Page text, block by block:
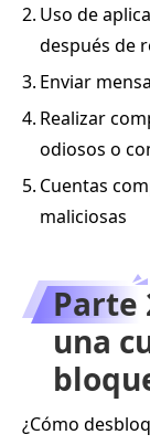
2. Uso de
después de
3. Enviar
4. Realizar
odiosos o
5. Cuentas
maliciosas
Parte
una
¿Cómo